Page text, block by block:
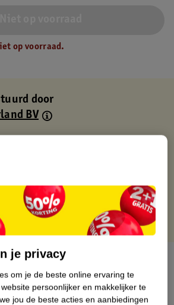
op voorraad.
door
BV
verkooppartner.
je privacy
om je de beste online ervaring te
persoonlijker en makkelijker te
jou de beste acties en aanbiedingen